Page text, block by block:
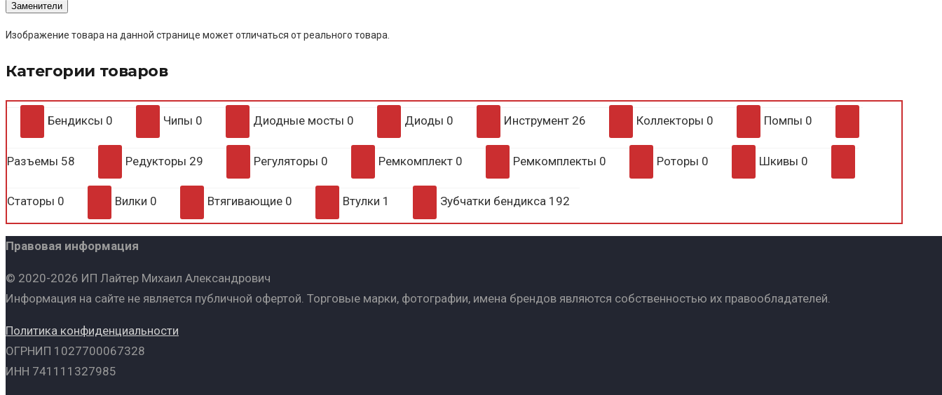
Заменители
Изображение товара на данной странице может отличаться от реального товара.
Категории товаров
Бендиксы 0 Чипы 0 Диодные мосты 0 Диоды 0 Инструмент 26 Коллекторы 0 Помпы 0
Разъемы 58 Редукторы 29 Регуляторы 0 Ремкомплект 0 Ремкомплекты 0 Роторы 0 Шкивы 0
Статоры 0 Вилки 0 Втягивающие 0 Втулки 1 Зубчатки бендикса 192
Правовая информация
© 2020-2026 ИП Лайтер Михаил Александрович
Информация на сайте не является публичной офертой. Торговые марки, фотографии, имена брендов являются собственностью их правообладателей.
Политика конфиденциальности
ОГРНИП 1027700067328
ИНН 741111327985